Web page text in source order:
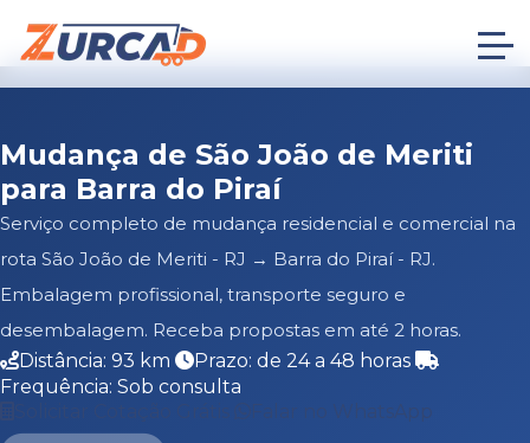
Mudança de São João de Meriti
para Barra do Piraí
Serviço completo de mudança residencial e comercial na
rota São João de Meriti - RJ → Barra do Piraí - RJ.
Embalagem profissional, transporte seguro e
desembalagem. Receba propostas em até 2 horas.
Distância: 93 km
Prazo: de 24 a 48 horas
Frequência: Sob consulta
Falar no WhatsApp